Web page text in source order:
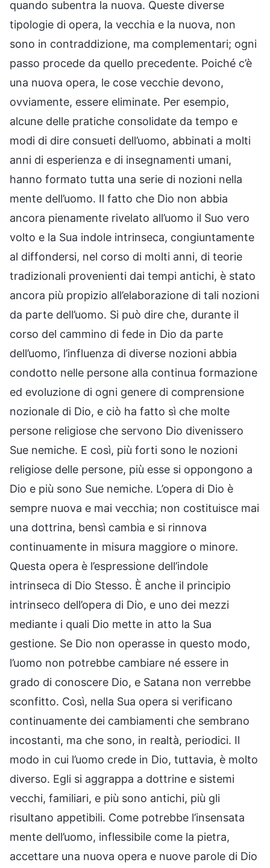
quando subentra la nuova. Queste diverse
tipologie di opera, la vecchia e la nuova, non
sono in contraddizione, ma complementari; ogni
passo procede da quello precedente. Poiché c’è
una nuova opera, le cose vecchie devono,
ovviamente, essere eliminate. Per esempio,
alcune delle pratiche consolidate da tempo e
modi di dire consueti dell’uomo, abbinati a molti
anni di esperienza e di insegnamenti umani,
hanno formato tutta una serie di nozioni nella
mente dell’uomo. Il fatto che Dio non abbia
ancora pienamente rivelato all’uomo il Suo vero
volto e la Sua indole intrinseca, congiuntamente
al diffondersi, nel corso di molti anni, di teorie
tradizionali provenienti dai tempi antichi, è stato
ancora più propizio all’elaborazione di tali nozioni
da parte dell’uomo. Si può dire che, durante il
corso del cammino di fede in Dio da parte
dell’uomo, l’influenza di diverse nozioni abbia
condotto nelle persone alla continua formazione
ed evoluzione di ogni genere di comprensione
nozionale di Dio, e ciò ha fatto sì che molte
persone religiose che servono Dio divenissero
Sue nemiche. E così, più forti sono le nozioni
religiose delle persone, più esse si oppongono a
Dio e più sono Sue nemiche. L’opera di Dio è
sempre nuova e mai vecchia; non costituisce mai
una dottrina, bensì cambia e si rinnova
continuamente in misura maggiore o minore.
Questa opera è l’espressione dell’indole
intrinseca di Dio Stesso. È anche il principio
intrinseco dell’opera di Dio, e uno dei mezzi
mediante i quali Dio mette in atto la Sua
gestione. Se Dio non operasse in questo modo,
l’uomo non potrebbe cambiare né essere in
grado di conoscere Dio, e Satana non verrebbe
sconfitto. Così, nella Sua opera si verificano
continuamente dei cambiamenti che sembrano
incostanti, ma che sono, in realtà, periodici. Il
modo in cui l’uomo crede in Dio, tuttavia, è molto
diverso. Egli si aggrappa a dottrine e sistemi
vecchi, familiari, e più sono antichi, più gli
risultano appetibili. Come potrebbe l’insensata
mente dell’uomo, inflessibile come la pietra,
accettare una nuova opera e nuove parole di Dio